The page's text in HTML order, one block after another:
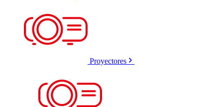
Proyectores